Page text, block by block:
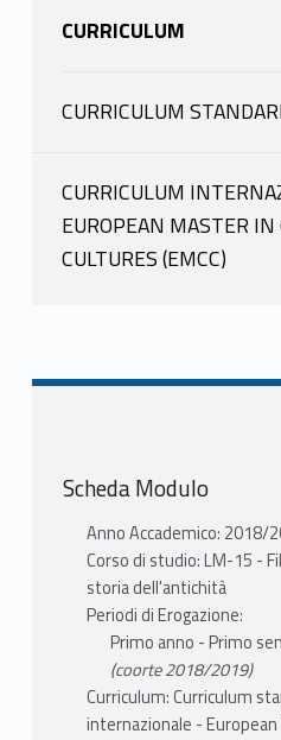
CURRICULUM
CURRICULUM
BISCONTI
scheda docente
CRISTIANA - LM in
PROGRAMMA
CFU)
Il corso intende
elementi di base per
dell'epigrafia dei primi
corso delle lezioni
delle esercitazioni,
CURRICULUM
EUROPEAN MASTER IN
CULTURES (EMCC)
BISCONTI
Mutuazione:
CRISTIANA - LM in
LM-2 BISCONTI
PROGRAMMA
Epigrafia Cristiana (II
CFU)
Scheda Modulo
Anno Accademico: 2018/
Corso di studio: LM-15 -
storia dell'antichità
Periodi di Erogazione:
Primo anno - Primo
(coorte 2018/2019)
Curriculum: Curriculum
internazionale - European